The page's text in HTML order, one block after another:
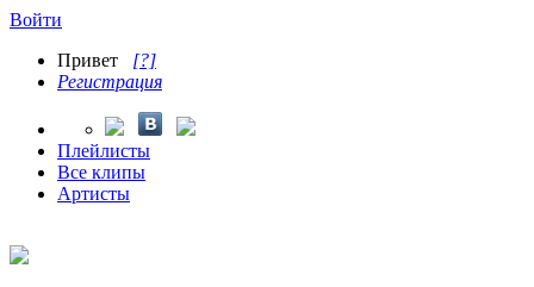
Войти
Привет [?]
Регистрация
Плейлисты
Все клипы
Артисты